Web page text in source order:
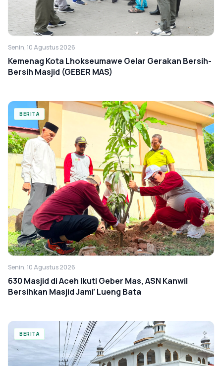
Senin, 10 Agustus 2026
Kemenag Kota Lhokseumawe Gelar Gerakan Bersih-
Bersih Masjid (GEBER MAS)
BERITA
Senin, 10 Agustus 2026
630 Masjid di Aceh Ikuti Geber Mas, ASN Kanwil
Bersihkan Masjid Jami’ Lueng Bata
BERITA